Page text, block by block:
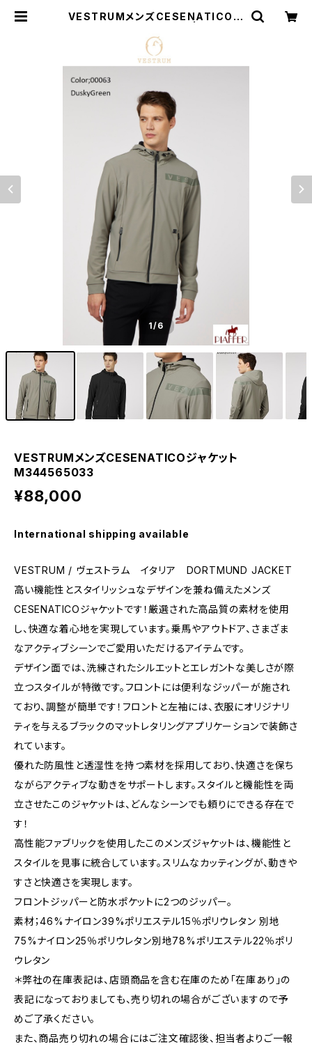
VESTRUMメンズCESENATICOジ
| ピアッフェ 公式オンラインショップ
| 通販
1/6
VESTRUMメンズCESENATICOジャケット
M344565033
¥88,000
International shipping available
VESTRUM / ヴェストラム イタリア DORTMUND JACKET
高い機能性とスタイリッシュなデザインを兼ね備えたメンズ
CESENATICOジャケットです！厳選された高品質の素材を使用
し、快適な着心地を実現しています。乗馬やアウトドア、さまざま
なアクティブシーンでご愛用いただけるアイテムです。
デザイン面では、洗練されたシルエットとエレガントな美しさが際
立つスタイルが特徴です。フロントには便利なジッパーが施され
ており、調整が簡単です！フロントと左袖には、衣服にオリジナリ
ティを与えるブラックのマットレタリングアプリケーションで装飾さ
れています。
優れた防風性と透湿性を持つ素材を採用しており、快適さを保ち
ながらアクティブな動きをサポートします。スタイルと機能性を両
立させたこのジャケットは、どんなシーンでも頼りにできる存在で
す！
高性能ファブリックを使用したこのメンズジャケットは、機能性と
スタイルを見事に統合しています。スリムなカッティングが、動きや
すさと快適さを実現します。
フロントジッパーと防水ポケットに2つのジッパー。
素材；46%ナイロン39%ポリエステル15％ポリウレタン 別地
75%ナイロン25％ポリウレタン別地78%ポリエステル22％ポリ
ウレタン
＊弊社の在庫表記は、店頭商品を含む在庫のため「在庫あり」の
表記になっておりましても、売り切れの場合がございますので予
めご了承ください。
また、商品売り切れの場合にはご注文確認後、担当者よりご一報